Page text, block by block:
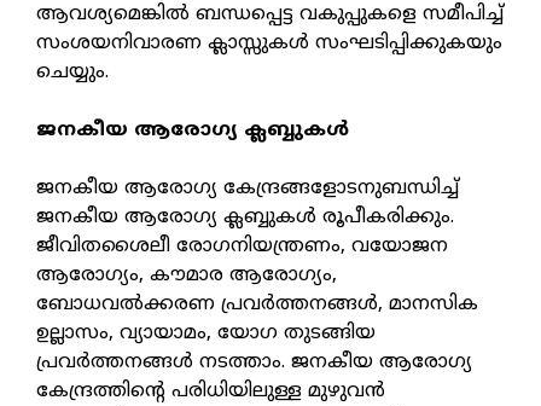
ആവശ്യമെങ്കില്‍ ബന്ധപ്പെട്ട വകുപ്പുകളെ സമീപിച്ച്
സംശയനിവാരണ ക്ലാസ്സുകള്‍ സംഘടിപ്പിക്കുകയും
ചെയ്യും.
ജനകീയ ആരോഗ്യ ക്ലബ്ബുകള്‍
ജനകീയ ആരോഗ്യ കേന്ദ്രങ്ങളോടനുബന്ധിച്ച്
ജനകീയ ആരോഗ്യ ക്ലബ്ബുകള്‍ രൂപീകരിക്കും.
ജീവിതശൈലീ രോഗനിയന്ത്രണം, വയോജന
ആരോഗ്യം, കൗമാര ആരോഗ്യം,
ബോധവല്‍ക്കരണ പ്രവര്‍ത്തനങ്ങള്‍, മാനസിക
ഉല്ലാസം, വ്യായാമം, യോഗ തുടങ്ങിയ
പ്രവര്‍ത്തനങ്ങള്‍ നടത്താം. ജനകീയ ആരോഗ്യ
കേന്ദ്രത്തിന്റെ പരിധിയിലുള്ള മുഴുവന്‍